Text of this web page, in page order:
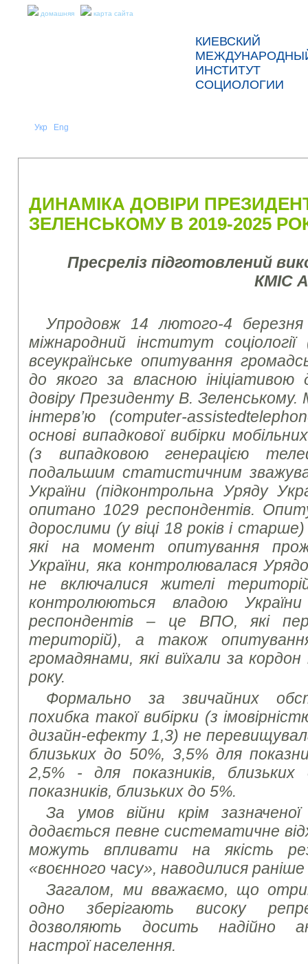
домашняя карта сайта
КИЕВСКИЙ
ИНСТИТУТ
СОЦИОЛОГИИ
Укр Eng
ДИНАМІКА ДОВІРИ
ЗЕЛЕНСЬКОМУ В 2019-2025
Пресреліз підготовлений
КМІС
Упродовж 14 лютого-4 березня
міжнародний інститут
всеукраїнське опитування
до якого за власною
довіру Президенту В.
інтерв’ю (computer-assisted
основі випадкової вибірки
(з випадковою генерацією
подальшим статистичним
України (підконтрольна Уряду
опитано 1029 респондентів.
дорослими (у віці 18 років і
які на момент опитування
України, яка контролювалася
не включалися жителі
контролюються владою
респондентів – це ВПО, які
територій), а також
громадянами, які виїхали за
року.
Формально за звичайних
похибка такої вибірки (з
дизайн-ефекту 1,3) не
близьких до 50%, 3,5% для
2,5% - для показників,
показників, близьких до 5%.
За умов війни крім
додається певне систематичне
можуть впливати на якість
«воєнного часу», наводилися
Загалом, ми вважаємо, що
одно зберігають високу
дозволяють досить надійно
настрої населення.